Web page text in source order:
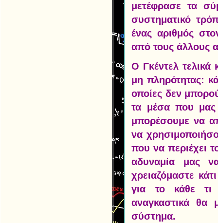
μετέφρασε τα
συστηματικό
ένας αριθμός
από τους άλλους
Ο Γκέντελ τελικά
μη πληρότητας:
οποίες δεν
τα μέσα που μας
μπορέσουμε να
να
που να περιέχει
αδυναμία μας
χρειαζόμαστε
για το κάθε τι
αναγκαστικά
σύστημα.